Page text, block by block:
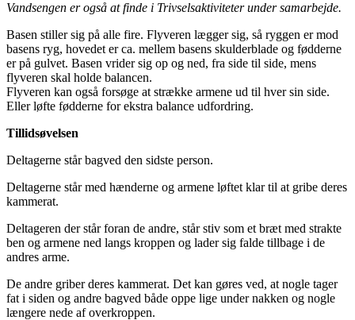
Vandsengen er også at finde i Trivselsaktiviteter under samarbejde.
Basen stiller sig på alle fire. Flyveren lægger sig, så ryggen er mod
basens ryg, hovedet er ca. mellem basens skulderblade og fødderne
er på gulvet. Basen vrider sig op og ned, fra side til side, mens
flyveren skal holde balancen.
Flyveren kan også forsøge at strække armene ud til hver sin side.
Eller løfte fødderne for ekstra balance udfordring.
Tillidsøvelsen
Deltagerne står bagved den sidste person.
Deltagerne står med hænderne og armene løftet klar til at gribe deres
kammerat.
Deltageren der står foran de andre, står stiv som et bræt med strakte
ben og armene ned langs kroppen og lader sig falde tillbage i de
andres arme.
De andre griber deres kammerat. Det kan gøres ved, at nogle tager
fat i siden og andre bagved både oppe lige under nakken og nogle
længere nede af overkroppen.